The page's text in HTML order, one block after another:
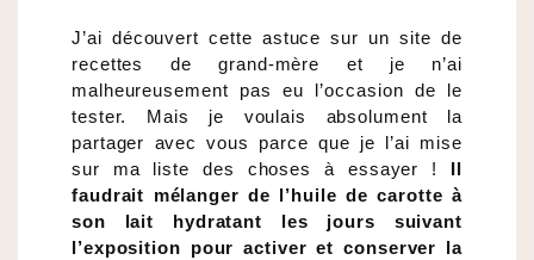
J’ai découvert cette astuce sur un site de
recettes de grand-mère et je n’ai
malheureusement pas eu l’occasion de le
tester. Mais je voulais absolument la
partager avec vous parce que je l’ai mise
sur ma liste des choses à essayer ! Il
faudrait mélanger de l’huile de carotte à
son lait hydratant les jours suivant
l’exposition pour activer et conserver la